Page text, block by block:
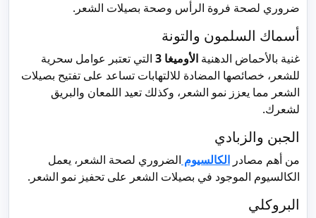
ضروري لصحة فروة الرأس وصحة بصيلات الشعر.
أسماك السلمون والتونة
غنية بالأحماض الدهنية الأوميغا 3
التي تعتبر عوامل سحرية
للشعر، خصائصها المضادة للالتهابات تساعد على تفتيح بصيلات
الشعر مما يعزز نمو الشعر، وكذلك تعيد اللمعان والبريق
لشعرك.
الجبن والزبادي
من أهم مصادر الكالسيوم الضروري لصحة الشعر، يعمل
الكالسيوم الموجود في بصيلات الشعر على تحفيز نمو الشعر.
البروكلي